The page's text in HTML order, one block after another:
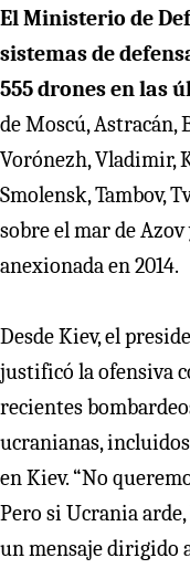
El Ministerio de
sistemas de
555 drones en las
de Moscú, Astracán,
Vorónezh, Vladimir,
Smolensk, Tambov,
sobre el mar de
anexionada en 2014.
Desde Kiev, el
justificó la ofensiva
recientes
ucranianas,
en Kiev. “No
Pero si Ucrania
un mensaje dirigido